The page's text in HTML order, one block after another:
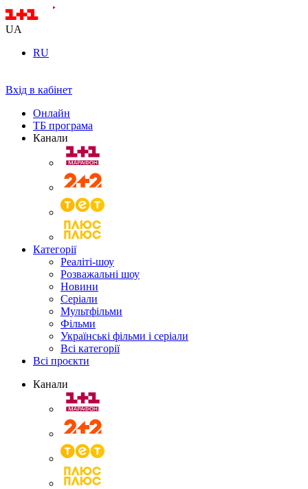
UA
RU
Вхід в кабінет
Онлайн
ТБ програма
Канали
Категорії
Реаліті-шоу
Розважальні шоу
Новини
Серіали
Мультфільми
Фільми
Українські фільми і серіали
Всі категорії
Всі проєкти
Канали